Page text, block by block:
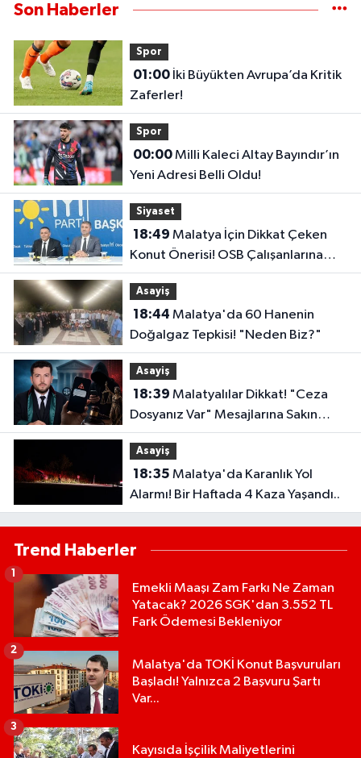
Son Haberler
Spor
01:00İki Büyükten Avrupa’da Kritik
Zaferler!
Spor
00:00Milli Kaleci Altay Bayındır’ın
Yeni Adresi Belli Oldu!
Siyaset
18:49
Konut Önerisi! OSB Çalışanlarına
Faizsiz Ev Çağrısı..
Asayiş
18:44
Doğalgaz Tepkisi! "Neden Biz?"
Asayiş
18:39
Dosyanız Var" Mesajlarına Sakın
Kanmayın
Asayiş
18:35
Alarmı! Bir Haftada 4 Kaza Yaşandı..
Trend Haberler
Emekli Maaşı Zam Farkı Ne Zaman
Yatacak? 2026 SGK'dan 3.552 TL
Fark Ödemesi Bekleniyor
1
Malatya'da TOKİ Konut Başvuruları
Başladı! Yalnızca 2 Başvuru Şartı
Var...
2
Kayısıda İşçilik Maliyetlerini
3